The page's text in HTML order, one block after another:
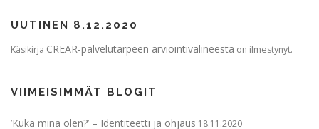
UUTINEN 8.12.2020
Käsikirja CREAR-palvelutarpeen arviointivälineestä on ilmestynyt.
VIIMEISIMMÄT BLOGIT
’Kuka minä olen?’ – Identiteetti ja ohjaus 18.11.2020